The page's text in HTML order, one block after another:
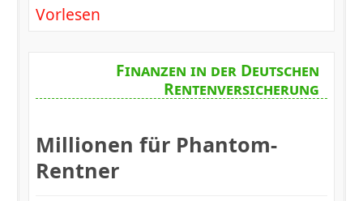
Vorlesen
Finanzen in der Deutschen
Rentenversicherung
Millionen für Phantom-
Rentner